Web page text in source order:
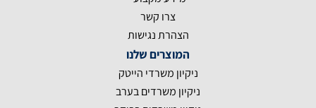
צרו קשר
הצהרת נגישות
המוצרים שלנו
ניקיון משרדי הייטק
ניקיון משרדים בערב